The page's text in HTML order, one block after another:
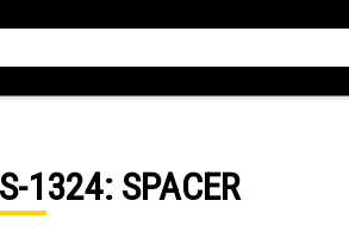
1324: SPACER